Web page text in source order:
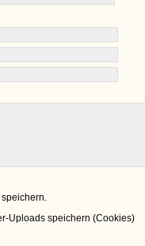
Uploads speichern (Cookies)